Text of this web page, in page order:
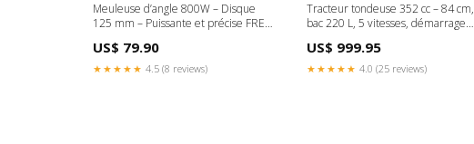
Meuleuse d’angle 800W – Disque
125 mm – Puissante et précise FREE
US$ 79.90
★★★★★ 4.5 (8 reviews)
Tracteur tondeuse 352 cc – 84 cm,
bac 220 L, 5 vitesses, démarrage
ONLY
US$ 999.95
★★★★★ 4.0 (25 reviews)